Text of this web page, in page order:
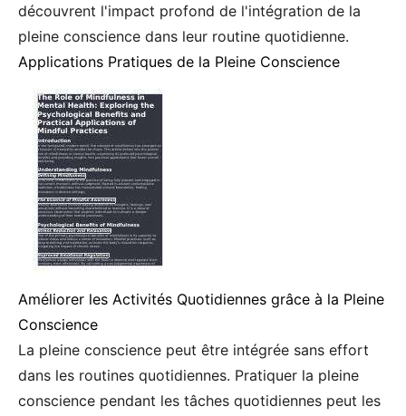
découvrent l'impact profond de l'intégration de la
pleine conscience dans leur routine quotidienne.
Applications Pratiques de la Pleine Conscience
Améliorer les Activités Quotidiennes grâce à la Pleine
Conscience
La pleine conscience peut être intégrée sans effort
dans les routines quotidiennes. Pratiquer la pleine
conscience pendant les tâches quotidiennes peut les